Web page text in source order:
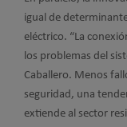
igual de
eléctrico. “La
los problemas del
Caballero. Menos
seguridad, una
extiende al sector